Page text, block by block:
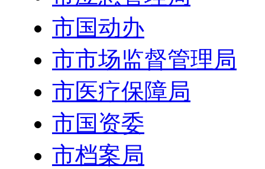
市国动办
市市场监督管理局
市医疗保障局
市国资委
市档案局